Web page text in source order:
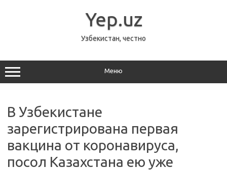
Yep.uz
Узбекистан, честно
Меню
В Узбекистане
зарегистрирована первая
вакцина от коронавируса,
посол Казахстана ею уже